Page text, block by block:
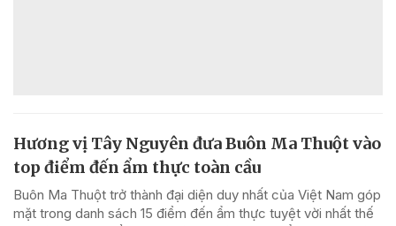
Hương vị Tây Nguyên đưa Buôn Ma Thuột vào
top điểm đến ẩm thực toàn cầu
Buôn Ma Thuột trở thành đại diện duy nhất của Việt Nam góp
mặt trong danh sách 15 điểm đến ẩm thực tuyệt vời nhất thế